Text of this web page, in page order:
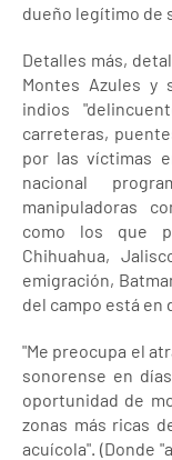
dueño legítimo de
Detalles más,
Montes Azules y
indios
carreteras,
por las víctimas
nacional
manipuladoras
como los que
Chihuahua,
emigración,
del campo está en
"Me preocupa el
sonorense en
oportunidad de
zonas más ricas
acuícola". (Donde